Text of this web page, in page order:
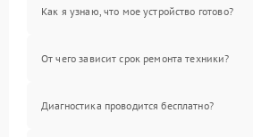
Как я узнаю, что мое устройство готово?
От чего зависит срок ремонта техники?
Диагностика проводится бесплатно?